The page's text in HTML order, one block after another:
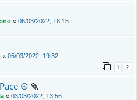
« 06/03/2022, 18:15
« 05/03/2022, 19:32
1 2
☮️
« 03/03/2022, 13:56